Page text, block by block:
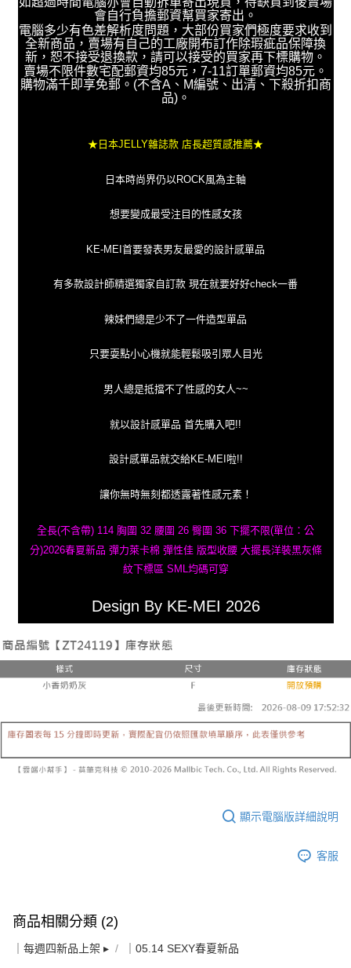
會自行負擔郵資幫買家寄出。
電腦多少有色差解析度問題，大部份買家們極度要求收到
全新商品，賣場有自己的工廠開布訂作除瑕疵品保障換
新，恕不接受退換款，請可以接受的買家再下標購物。
賣場不限件數宅配郵資均85元，7-11訂單郵資均85元。
購物滿千即享免郵。(不含A、M編號、出清、下殺折扣商
品)。
★日本JELLY雜誌款 店長超質感推薦★
日本時尚界仍以ROCK風為主軸
想要變成最受注目的性感女孩
KE-MEI首要發表男友最愛的設計感單品
有多款設計師精選獨家自訂款 現在就要好好check一番
辣妹們總是少不了一件造型單品
只要耍點小心機就能輕鬆吸引眾人目光
男人總是抵擋不了性感的女人~~
就以設計感單品 首先購入吧!!
設計感單品就交給KE-MEI啦!!
讓你無時無刻都透露著性感元素！
全長(不含帶) 114 胸圍 32 腰圍 26 臀圍 36 下擺不限(單位：公
分)2026春夏新品 彈力萊卡棉 彈性佳 版型收腰 大擺長洋裝黑灰條
紋下標區 SML均碼可穿
Design By KE-MEI 2026
顯示電腦版詳細說明
客服
商品相關分類 (2)
｜每週四新品上架 ▸ ｜05.14 SEXY春夏新品